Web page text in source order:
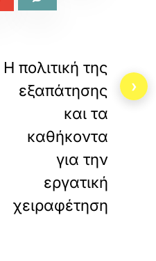
Η πολιτική της
εξαπάτησης
και τα
καθήκοντα
για την
εργατική
χειραφέτηση
›